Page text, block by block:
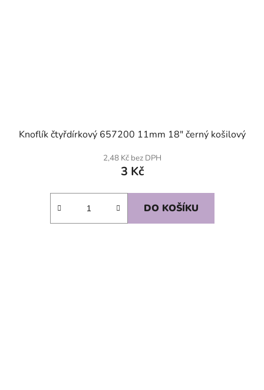
Knoflík čtyřdírkový 657200 11mm 18" černý košilový
2,48 Kč bez DPH
3 Kč
DO KOŠÍKU